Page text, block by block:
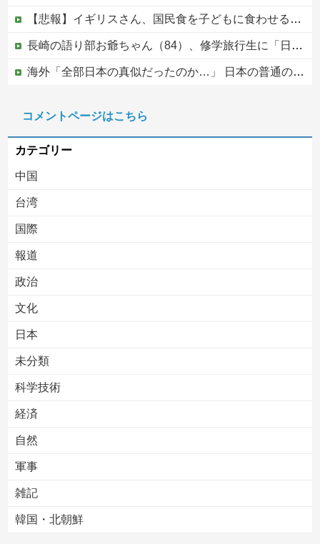
【悲報】イギリスさん、国民食を子どもに食わせるのを諦めるｗｗｗｗｗｗｗ
長崎の語り部お爺ちゃん（84）、修学旅行生に「日本も原爆を持たないと負ける」と言われびっくり！ 被団協代表（85）も中学生に「核を持たないで日本...
海外「全部日本の真似だったのか…」 日本の普通のテレビ番組が最新SNSの数十年先を行っていたと話題に
【やりかねん】永住許可厳格化で中国SNSでは…
コメントページはこちら
カテゴリー
中国
台湾
国際
報道
政治
文化
日本
未分類
科学技術
経済
自然
軍事
雑記
韓国・北朝鮮